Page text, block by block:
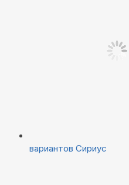
вариантов Сириус